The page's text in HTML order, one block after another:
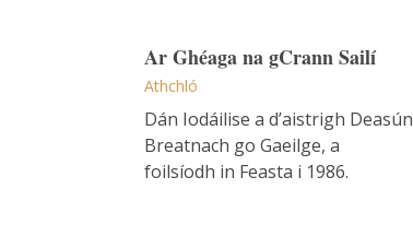
Ar Ghéaga na gCrann Sailí
Athchló
Dán Iodáilise a d’aistrigh Deasún
Breatnach go Gaeilge, a
foilsíodh in Feasta i 1986.